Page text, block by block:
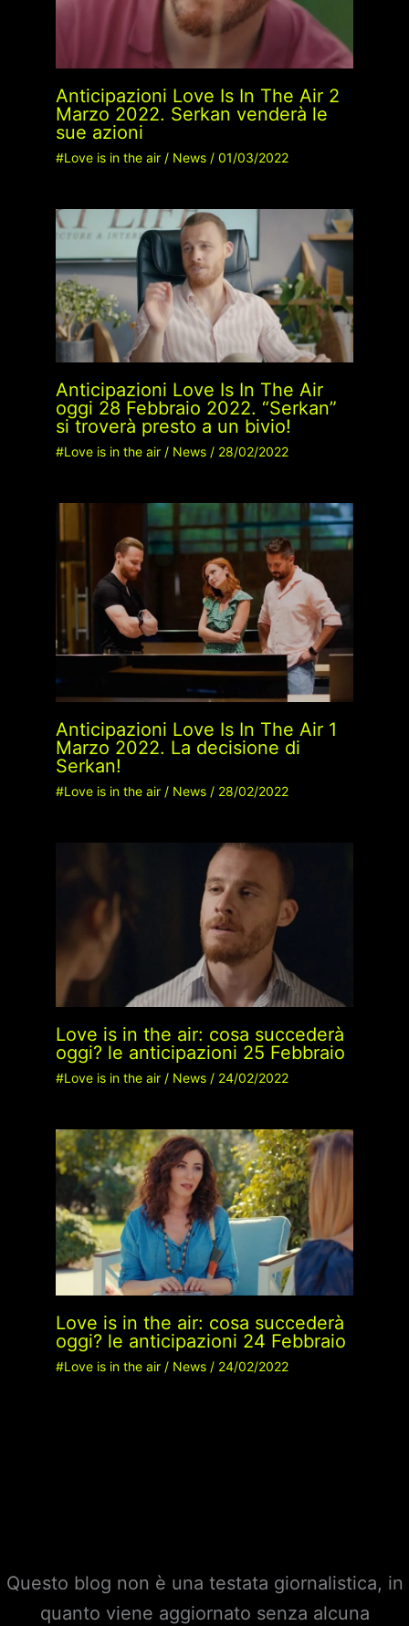
Anticipazioni Love Is In The Air 2
Marzo 2022. Serkan venderà le
sue azioni
#Love is in the air/ News/ 01/03/2022
Anticipazioni Love Is In The Air
oggi 28 Febbraio 2022. “Serkan”
si troverà presto a un bivio!
#Love is in the air/ News/ 28/02/2022
Anticipazioni Love Is In The Air 1
Marzo 2022. La decisione di
Serkan!
#Love is in the air/ News/ 28/02/2022
Love is in the air: cosa succederà
oggi? le anticipazioni 25 Febbraio
#Love is in the air/ News/ 24/02/2022
Love is in the air: cosa succederà
oggi? le anticipazioni 24 Febbraio
#Love is in the air/ News/ 24/02/2022
Questo blog non è una testata giornalistica, in
quanto viene aggiornato senza alcuna